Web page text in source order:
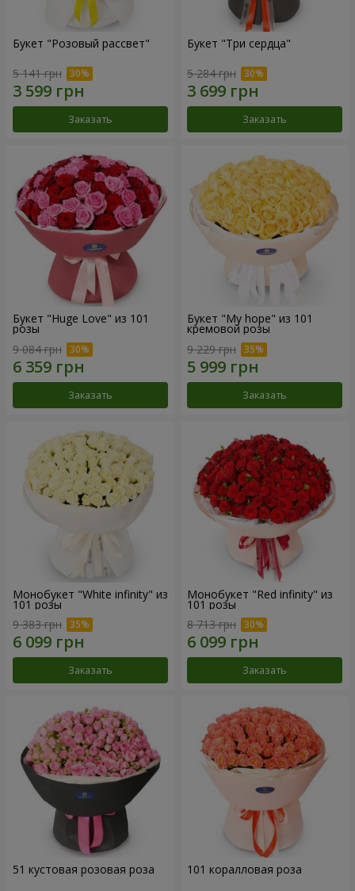
Букет "Розовый рассвет"
5 141 грн
Заказать
Букет "Три сердца"
5 284 грн
Заказать
Букет "Huge Love" из 101
розы
9 084 грн
Заказать
Букет "My hope" из 101
кремовой розы
9 229 грн
Заказать
Монобукет "White infinity" из
101 розы
9 383 грн
Заказать
Монобукет "Red infinity" из
101 розы
8 713 грн
Заказать
51 кустовая розовая роза 101 коралловая роза